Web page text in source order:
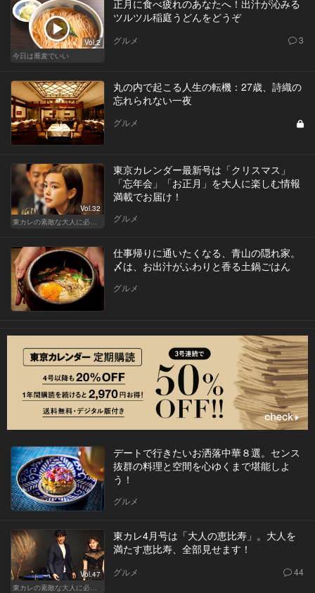
Vol.2
今日は蕎麦でいい
正月に食べ疲れのあなたへ！出汁が沁みる
ツルツル稲庭うどんをどうぞ
グルメ 3
丸の内で起こる人生の転機：27歳、詩織の
忘れられない一夜
グルメ
Vol.32
東カレの素敵な大人に必要なこと
東京カレンダー最新号は「クリスマス」
「忘年会」「お正月」を大人に楽しむ情報
満載でお届け！
グルメ
仕事帰りに通いたくなる、青山の隠れ家。
〆は、お出汁がふわりと香る土鍋ごはん
グルメ
デートで行きたいお洒落中華８選。センス
抜群の料理と空間を心ゆくまで堪能しよ
う！
グルメ
Vol.47
東カレ4月号は「大人の恵比寿」。大人を
満たす恵比寿、全部見せます！
グルメ 44